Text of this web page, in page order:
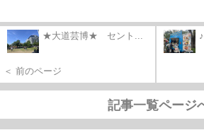
★大道芸博★ セント...
＜ 前のページ
記事一覧ページ